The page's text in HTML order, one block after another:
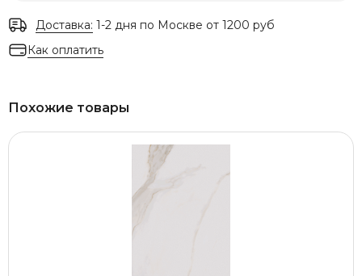
Доставка: 1-2 дня по Москве от 1200 руб
Как оплатить
Похожие товары